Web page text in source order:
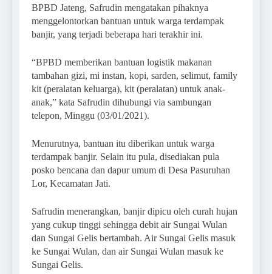
BPBD Jateng, Safrudin mengatakan pihaknya
menggelontorkan bantuan untuk warga terdampak
banjir, yang terjadi beberapa hari terakhir ini.
“BPBD memberikan bantuan logistik makanan
tambahan gizi, mi instan, kopi, sarden, selimut, family
kit (peralatan keluarga), kit (peralatan) untuk anak-
anak,” kata Safrudin dihubungi via sambungan
telepon, Minggu (03/01/2021).
Menurutnya, bantuan itu diberikan untuk warga
terdampak banjir. Selain itu pula, disediakan pula
posko bencana dan dapur umum di Desa Pasuruhan
Lor, Kecamatan Jati.
Safrudin menerangkan, banjir dipicu oleh curah hujan
yang cukup tinggi sehingga debit air Sungai Wulan
dan Sungai Gelis bertambah. Air Sungai Gelis masuk
ke Sungai Wulan, dan air Sungai Wulan masuk ke
Sungai Gelis.